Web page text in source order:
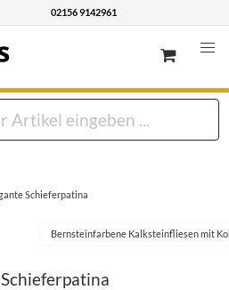
02156 9142961
Schieferpatina
Bernsteinfarbene Kalksteinfliesen mit